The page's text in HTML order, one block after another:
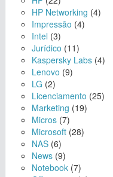
HP Networking (4)
Impressão (4)
Intel (3)
Jurídico (11)
Kaspersky Labs (4)
Lenovo (9)
LG (2)
Licenciamento (25)
Marketing (19)
Micros (7)
Microsoft (28)
NAS (6)
News (9)
Notebook (7)